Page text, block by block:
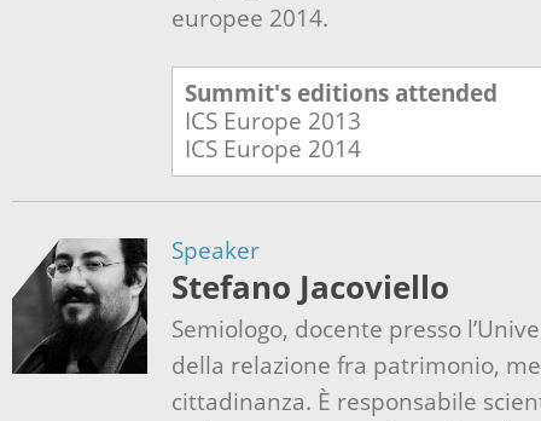
europee 2014.
Summit's editions attended
ICS Europe 2013
ICS Europe 2014
Speaker
Stefano Jacoviello
Semiologo, docente presso
della relazione fra patrimonio,
cittadinanza. È responsabile